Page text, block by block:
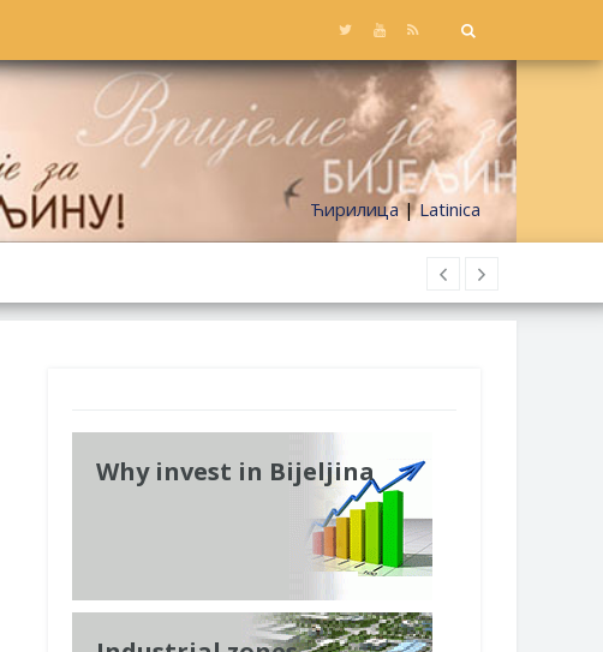
Ћирилица|Latinica
Why invest in Bijeljina